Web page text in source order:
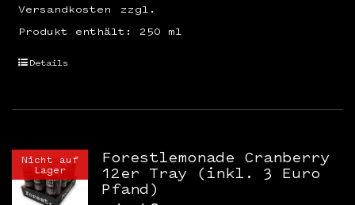
zzgl.
Versandkosten
Produkt enthält: 250 ml
Details
Nicht auf
Lager
Forestlemonade Cranberry
12er Tray (inkl. 3 Euro
Pfand)